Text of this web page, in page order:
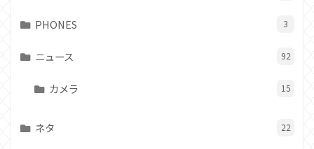
PHONES 3
ニュース 92
カメラ 15
ネタ 22